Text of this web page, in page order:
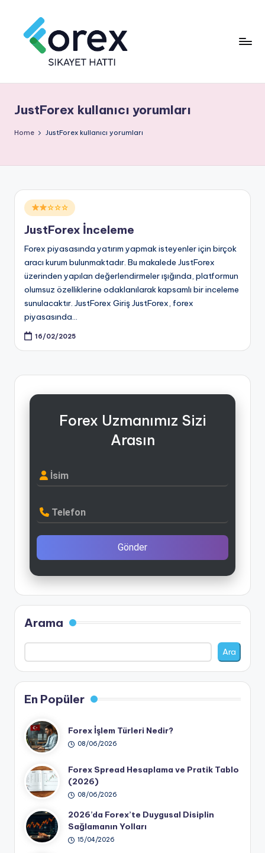
JustForex kullanıcı yorumları
Home JustForex kullanıcı yorumları
Posted
in
☆☆☆
JustForex İnceleme
Forex piyasasında yatırım yapmak isteyenler için birçok
aracı kurum bulunmaktadır. Bu makalede JustForex
üzerinden yapılan değerlendirmeler ışığında, platformun
olumsuz özelliklerine odaklanılarak kapsamlı bir inceleme
sunulacaktır. JustForex Giriş JustForex, forex
piyasasında…
16/02/2025
Forex Uzmanımız Sizi
Arasın
İsim
Telefon
Gönder
Arama
Ara
En Popüler
Forex İşlem Türleri Nedir?
08/06/2026
Forex Spread Hesaplama ve Pratik Tablo
(2026)
08/06/2026
2026’da Forex’te Duygusal Disiplin
Sağlamanın Yolları
15/04/2026